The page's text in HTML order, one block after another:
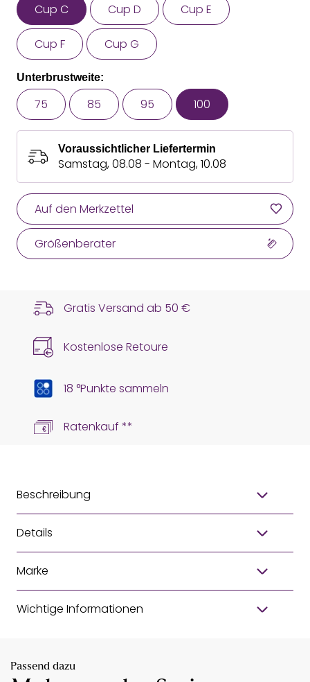
Cup C Cup D Cup E
Cup F Cup G
Unterbrustweite:
75 85 95 100
Voraussichtlicher Liefertermin
Samstag, 08.08 - Montag, 10.08
Auf den Merkzettel
Größenberater
Gratis Versand ab 50 €
Kostenlose Retoure
18 °Punkte sammeln
Ratenkauf **
Beschreibung
Details
Marke
Wichtige Informationen
Passend dazu